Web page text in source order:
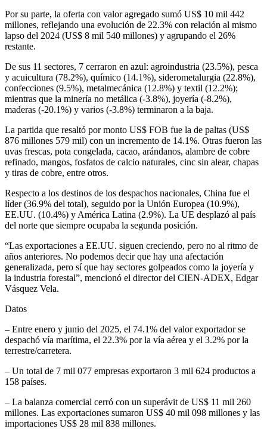
Por su parte, la oferta con valor agregado sumó US$ 10 mil 442
millones, reflejando una evolución de 22.3% con relación al mismo
lapso del 2024 (US$ 8 mil 540 millones) y agrupando el 26%
restante.
De sus 11 sectores, 7 cerraron en azul: agroindustria (23.5%), pesca
y acuicultura (78.2%), químico (14.1%), siderometalurgia (22.8%),
confecciones (9.5%), metalmecánica (12.8%) y textil (12.2%);
mientras que la minería no metálica (-3.8%), joyería (-8.2%),
maderas (-20.1%) y varios (-3.8%) terminaron a la baja.
La partida que resaltó por monto US$ FOB fue la de paltas (US$
876 millones 579 mil) con un incremento de 14.1%. Otras fueron las
uvas frescas, pota congelada, cacao, arándanos, alambre de cobre
refinado, mangos, fosfatos de calcio naturales, cinc sin alear, chapas
y tiras de cobre, entre otros.
Respecto a los destinos de los despachos nacionales, China fue el
líder (36.9% del total), seguido por la Unión Europea (10.9%),
EE.UU. (10.4%) y América Latina (2.9%). La UE desplazó al país
del norte que siempre ocupaba la segunda posición.
“Las exportaciones a EE.UU. siguen creciendo, pero no al ritmo de
años anteriores. No podemos decir que hay una afectación
generalizada, pero sí que hay sectores golpeados como la joyería y
la industria forestal”, mencionó el director del CIEN-ADEX, Edgar
Vásquez Vela.
Datos
– Entre enero y junio del 2025, el 74.1% del valor exportador se
despachó vía marítima, el 22.3% por la vía aérea y el 3.2% por la
terrestre/carretera.
– Un total de 7 mil 077 empresas exportaron 3 mil 624 productos a
158 países.
– La balanza comercial cerró con un superávit de US$ 11 mil 260
millones. Las exportaciones sumaron US$ 40 mil 098 millones y las
importaciones US$ 28 mil 838 millones.